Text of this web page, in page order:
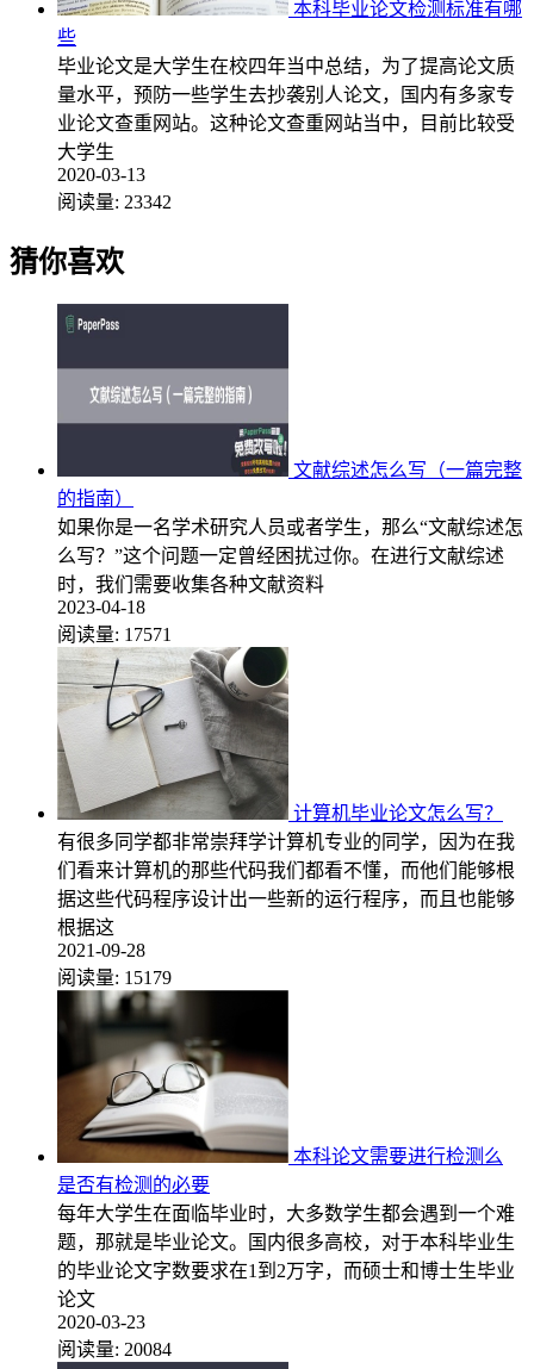
本科毕业论文检测标准有哪
些
毕业论文是大学生在校四年当中总结，为了提高论文质
量水平，预防一些学生去抄袭别人论文，国内有多家专
业论文查重网站。这种论文查重网站当中，目前比较受
大学生
2020-03-13
阅读量: 23342
猜你喜欢
文献综述怎么写（一篇完整
的指南）
如果你是一名学术研究人员或者学生，那么“文献综述怎
么写？”这个问题一定曾经困扰过你。在进行文献综述
时，我们需要收集各种文献资料
2023-04-18
阅读量: 17571
计算机毕业论文怎么写？
有很多同学都非常崇拜学计算机专业的同学，因为在我
们看来计算机的那些代码我们都看不懂，而他们能够根
据这些代码程序设计出一些新的运行程序，而且也能够
根据这
2021-09-28
阅读量: 15179
本科论文需要进行检测么
是否有检测的必要
每年大学生在面临毕业时，大多数学生都会遇到一个难
题，那就是毕业论文。国内很多高校，对于本科毕业生
的毕业论文字数要求在1到2万字，而硕士和博士生毕业
论文
2020-03-23
阅读量: 20084